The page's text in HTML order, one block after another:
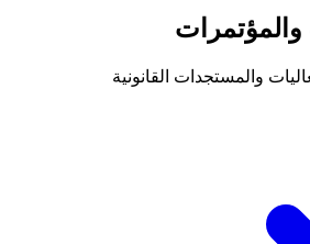
والمؤتمرات
والمستجدات القانونية